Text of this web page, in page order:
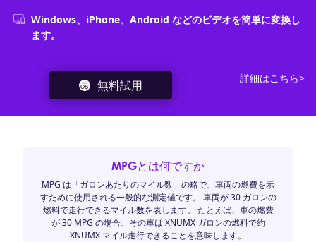
Windows、iPhone、Android などのビデオを簡単に変換し
ます。
無料試用
詳細はこちら>
MPGとは何ですか
MPG は「ガロンあたりのマイル数」の略で、車両の燃費を示
すために使用される一般的な測定値です。 車両が 30 ガロンの
燃料で走行できるマイル数を表します。 たとえば、車の燃費
が 30 MPG の場合、その車は XNUMX ガロンの燃料で約
XNUMX マイル走行できることを意味します。